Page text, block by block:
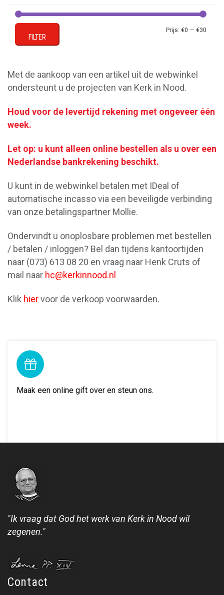
FILTER
Prijs: €0 — €30
Met de aankoop van een artikel uit de webwinkel
ondersteunt u de projecten van Kerk in Nood.
Houd voor de levertijd rekening met ongeveer één
week.
Let op: u kunt alleen online bestellen als u over een
Nederlandse bankrekening beschikt.
U kunt in de webwinkel betalen met IDeal of
automatische incasso via een beveiligde verbinding
van onze betalingspartner Mollie.
Ondervindt u onoplosbare problemen met bestellen
/ betalen / inloggen? Bel dan tijdens kantoortijden
naar (073) 613 08 20 en vraag naar Henk Cruts of
mail naar hc@kerkinnood.nl
Klik hiervoor de verkoop voorwaarden.
Maak een online gift over en steun ons.
"Ik vraag dat God het werk van Kerk in Nood wil
zegenen."
Contact